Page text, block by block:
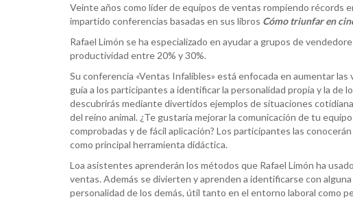
Veinte años como líder de equipos de ventas rompiendo récords
impartido conferencias basadas en sus libros Cómotriunfar en
Rafael Limón se ha especializado en ayudar a grupos de
productividad entre 20% y 30%.
Su conferencia «Ventas Infalibles» está enfocada en aumentar
guía a los participantes a identificar la personalidad propia y la de
descubrirás mediante divertidos ejemplos de situaciones
del reino animal. ¿Te gustaría mejorar la comunicación de tu
comprobadas y de fácil aplicación? Los participantes las
como principal herramienta didáctica.
Loa asistentes aprenderán los métodos que Rafael Limón ha
ventas. Además se divierten y aprenden a identificarse con
personalidad de los demás, útil tanto en el entorno laboral como